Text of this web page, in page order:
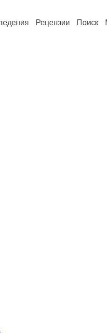
Рецензии Поиск